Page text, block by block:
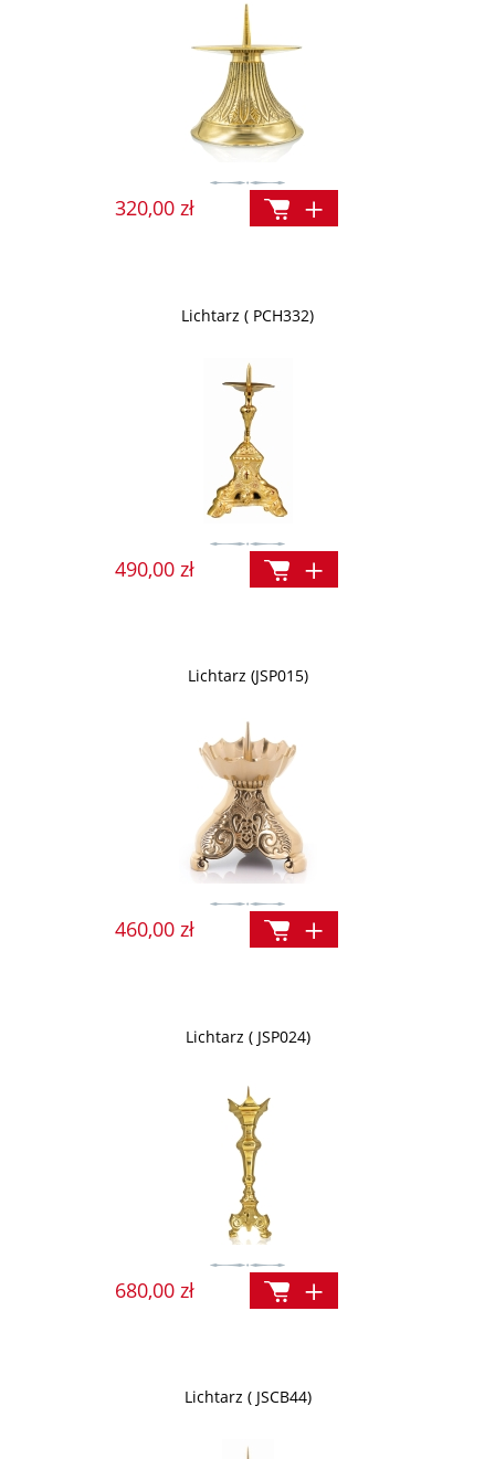
320,00 zł
Lichtarz ( PCH332)
490,00 zł
Lichtarz (JSP015)
460,00 zł
Lichtarz ( JSP024)
680,00 zł
Lichtarz ( JSCB44)